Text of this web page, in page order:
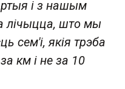
і з нашым
лічыцца, што мы
сем'і, якія трэба
км і не за 10